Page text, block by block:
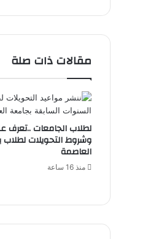
مقالات ذات صلة
لطلاب الجامعات ..تعرف
وشروط التحويلات لطلاب
العاصمة
منذ 16 ساعة